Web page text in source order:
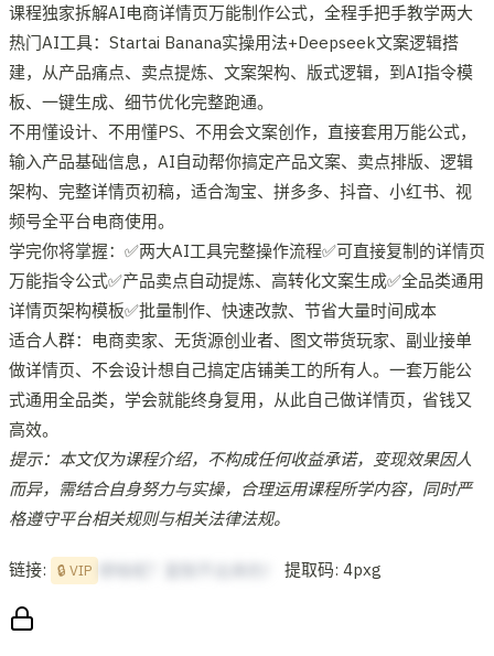
课程独家拆解AI电商详情页万能制作公式，全程手把手教学两大
热门AI工具：Startai Banana实操用法+Deepseek文案逻辑搭
建，从产品痛点、卖点提炼、文案架构、版式逻辑，到AI指令模
板、一键生成、细节优化完整跑通。
不用懂设计、不用懂PS、不用会文案创作，直接套用万能公式，
输入产品基础信息，AI自动帮你搞定产品文案、卖点排版、逻辑
架构、完整详情页初稿，适合淘宝、拼多多、抖音、小红书、视
频号全平台电商使用。
学完你将掌握：✅两大AI工具完整操作流程✅可直接复制的详情页
万能指令公式✅产品卖点自动提炼、高转化文案生成✅全品类通用
详情页架构模板✅批量制作、快速改款、节省大量时间成本
适合人群：电商卖家、无货源创业者、图文带货玩家、副业接单
做详情页、不会设计想自己搞定店铺美工的所有人。一套万能公
式通用全品类，学会就能终身复用，从此自己做详情页，省钱又
高效。
提示：本文仅为课程介绍，不构成任何收益承诺，变现效果因人
而异，需结合自身努力与实操，合理运用课程所学内容，同时严
格遵守平台相关规则与相关法律法规。
链接: 🔒 VIP 提取码: 4pxg